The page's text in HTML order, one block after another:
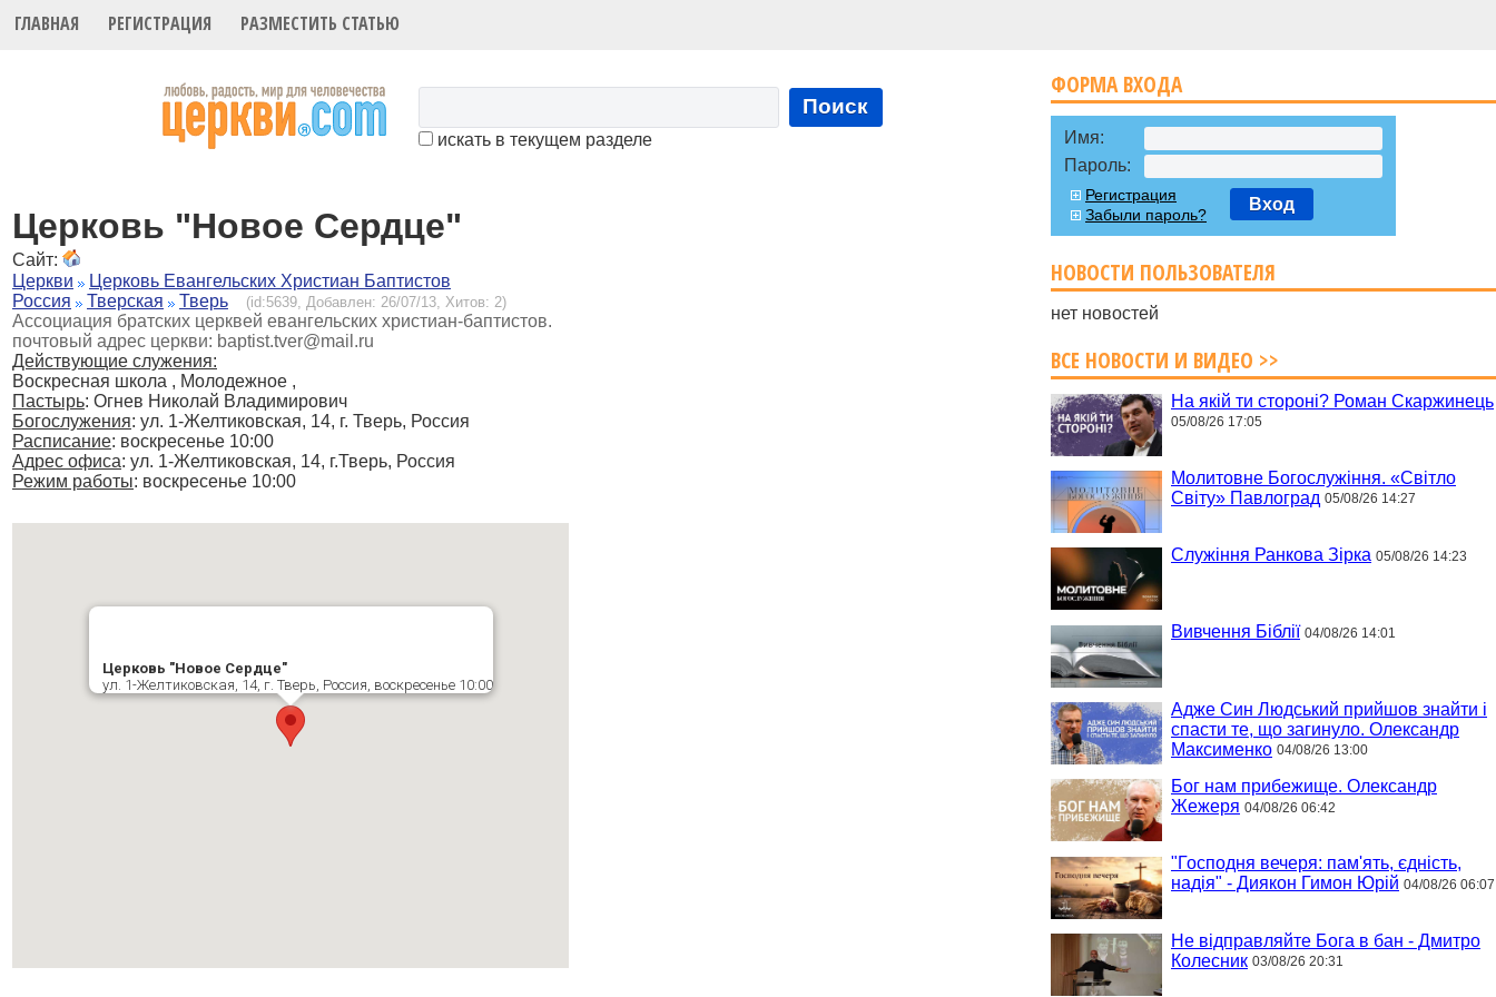
ГЛАВНАЯ РЕГИСТРАЦИЯ РАЗМЕСТИТЬ СТАТЬЮ
Поиск
искать в текущем разделе
Церковь "Новое Сердце"
Сайт:
Церкви
Церковь Евангельских Христиан Баптистов
Россия
Тверская Тверь (id:5639, Добавлен: 26/07/13, Хитов: 2)
Ассоциация братских церквей евангельских христиан-баптистов.
почтовый адрес церкви: baptist.tver@mail.ru
Действующие служения:
Воскресная школа , Молодежное ,
Пастырь: Огнев Николай Владимирович
Богослужения: ул. 1-Желтиковская, 14, г. Тверь, Россия
Расписание: воскресенье 10:00
Адрес офиса: ул. 1-Желтиковская, 14, г.Тверь, Россия
Режим работы: воскресенье 10:00
Церковь "Новое Сердце"
ул. 1-Желтиковская, 14, г. Тверь, Россия, воскресенье 10:00
ФОРМА ВХОДА
Имя:
Пароль:
Регистрация
Забыли пароль?
Вход
НОВОСТИ ПОЛЬЗОВАТЕЛЯ
нет новостей
ВСЕ НОВОСТИ И ВИДЕО >>
На якій ти стороні? Роман Скаржинець
05/08/26 17:05
Молитовне Богослужіння. «Світло
Світу» Павлоград 05/08/26 14:27
Служіння Ранкова Зірка 05/08/26 14:23
Вивчення Біблії 04/08/26 14:01
Адже Син Людський прийшов знайти і
спасти те, що загинуло. Олександр
Максименко 04/08/26 13:00
Бог нам прибежище. Олександр
Жежеря 04/08/26 06:42
"Господня вечеря: пам'ять, єдність,
надія" - Диякон Гимон Юрій 04/08/26 06:07
Не відправляйте Бога в бан - Дмитро
Колесник 03/08/26 20:31